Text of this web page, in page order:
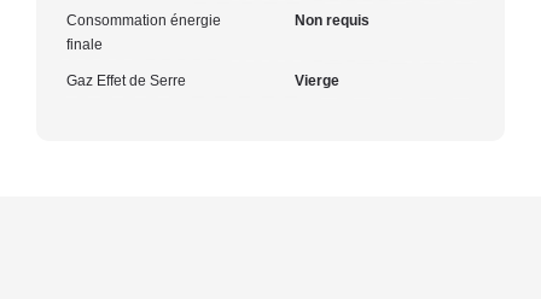
Consommation énergie
finale
Non requis
Gaz Effet de Serre Vierge